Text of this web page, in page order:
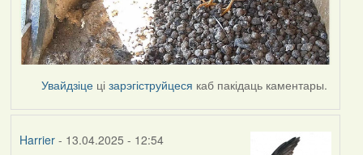
Увайдзіце цізарэгіструйцеся каб пакідаць каментары.
Harrier- 13.04.2025 - 12:54